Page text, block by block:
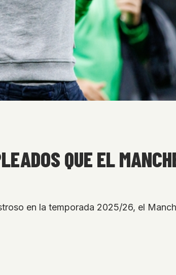
QUE EL
en la temporada 2025/26, el